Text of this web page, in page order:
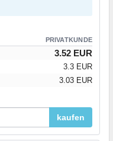
PRIVATKUNDE
3.52 EUR
3.3 EUR
3.03 EUR
kaufen